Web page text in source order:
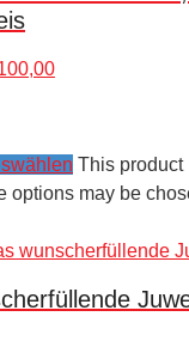
This product
options may be